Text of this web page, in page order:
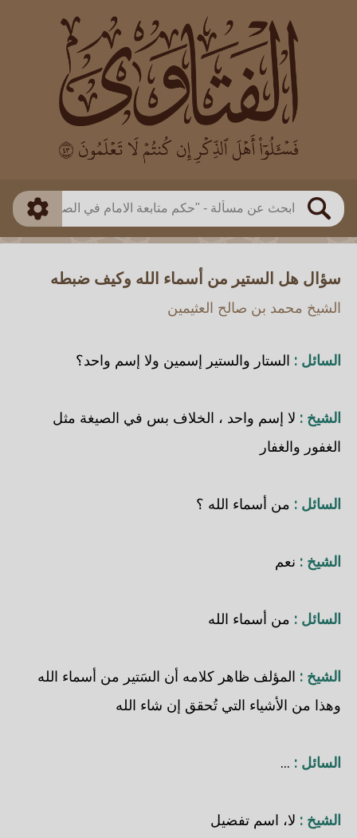
بحث
العالم
بن باز
بن العثيمين
اللجنة الدائمة
طريقة البحث
ذكي
سؤال هل الستير من أسماء الله وكيف ضبطه
الشيخ محمد بن صالح العثيمين
السائل : الستار والستير إسمين ولا إسم واحد؟
الشيخ : لا إسم واحد ، الخلاف بس في الصيغة مثل
الغفور والغفار
السائل : من أسماء الله ؟
الشيخ : نعم
السائل : من أسماء الله
الشيخ : المؤلف ظاهر كلامه أن السَتير من أسماء الله
وهذا من الأشياء التي تُحقق إن شاء الله
السائل : ...
الشيخ : لا، اسم تفضيل